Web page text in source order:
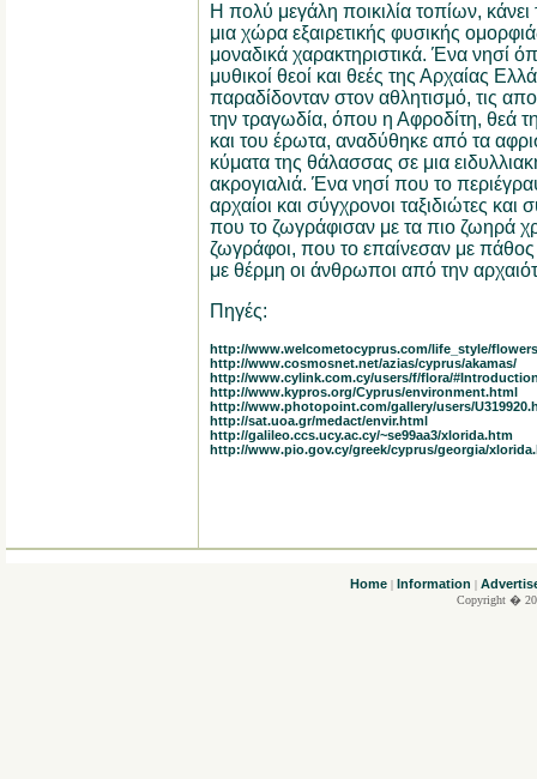
Η πολύ μεγάλη ποικιλία τοπίων,
μια χώρα εξαιρετικής φυσικής
μοναδικά χαρακτηριστικά. Ένα νησί
μυθικοί θεοί και θεές της Αρχαίας
παραδίδονταν στον αθλητισμό, τις
την τραγωδία, όπου η Αφροδίτη, θεά
και του έρωτα, αναδύθηκε από τα
κύματα της θάλασσας σε μια
ακρογιαλιά. Ένα νησί που το
αρχαίοι και σύγχρονοι ταξιδιώτες και
που το ζωγράφισαν με τα πιο ζωηρά
ζωγράφοι, που το επαίνεσαν με
με θέρμη οι άνθρωποι από την
Πηγές:
http://www.welcometocyprus.com/life_style/
http://www.cosmosnet.net/azias/cyprus/akamas/
http://www.cylink.com.cy/users/f/flora/
http://www.kypros.org/Cyprus/environment.html
http://www.photopoint.com/gallery/users/
http://sat.uoa.gr/medact/envir.html
http://galileo.ccs.ucy.ac.cy/~se99aa3/xlorida.htm
http://www.pio.gov.cy/greek/cyprus/georgia/
Home| Information |
Copyright �